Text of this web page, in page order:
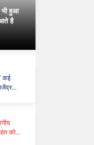
भी हुआ
है
कई
को,